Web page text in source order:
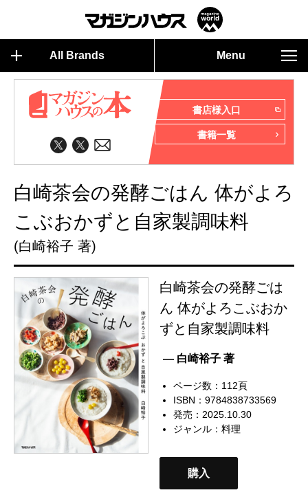
All Brands Menu
書店様入口
書籍一覧
白崎茶会の発酵ごはん 体がよろ
こぶおかずと自家製調味料
(白崎裕子 著)
白崎茶会の発酵ごは
ん 体がよろこぶおか
ずと自家製調味料
— 白崎裕子 著
ページ数：112頁
ISBN：9784838733569
発売：2025.10.30
ジャンル：料理
購入